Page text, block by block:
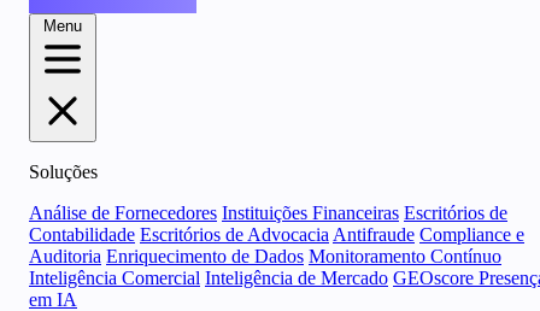
Menu
Soluções
Análise de Fornecedores Instituições Financeiras Escritórios de
Contabilidade Escritórios de Advocacia Antifraude Compliance e
Auditoria Enriquecimento de Dados Monitoramento Contínuo
Inteligência Comercial Inteligência de Mercado GEOscore
em IA